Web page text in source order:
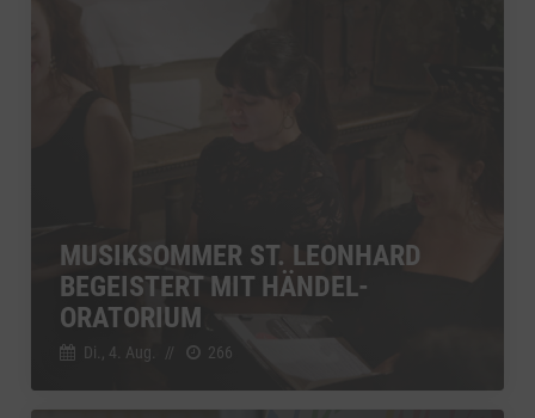
MUSIKSOMMER ST. LEONHARD
BEGEISTERT MIT HÄNDEL-
ORATORIUM
Di., 4. Aug. // 266